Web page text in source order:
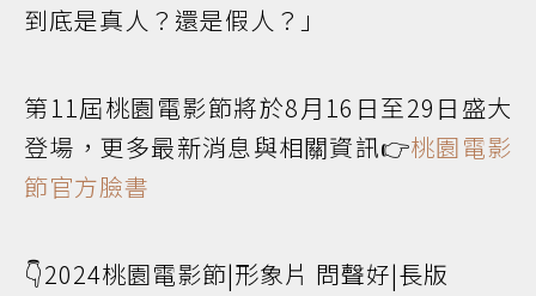
到底是真人？還是假人？」
第11屆桃園電影節將於8月16日至29日盛大
登場，更多最新消息與相關資訊👉桃園電影
節官方臉書
👇2024桃園電影節|形象片 問聲好|長版